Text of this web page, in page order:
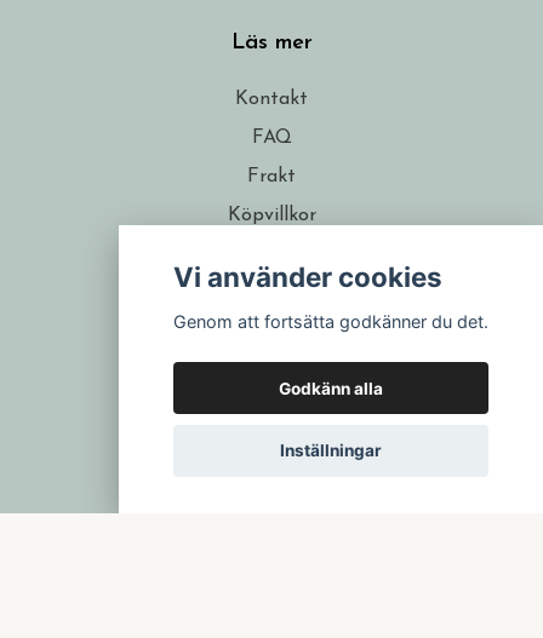
Läs mer
Kontakt
FAQ
Frakt
Köpvillkor
Återförsäljare
Presentkort
Vi använder cookies
Genom att fortsätta godkänner du det.
Godkänn alla
Inställningar